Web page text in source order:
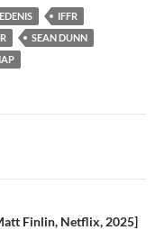
IFFR
SEAN DUNN
Finlin, Netflix, 2025]